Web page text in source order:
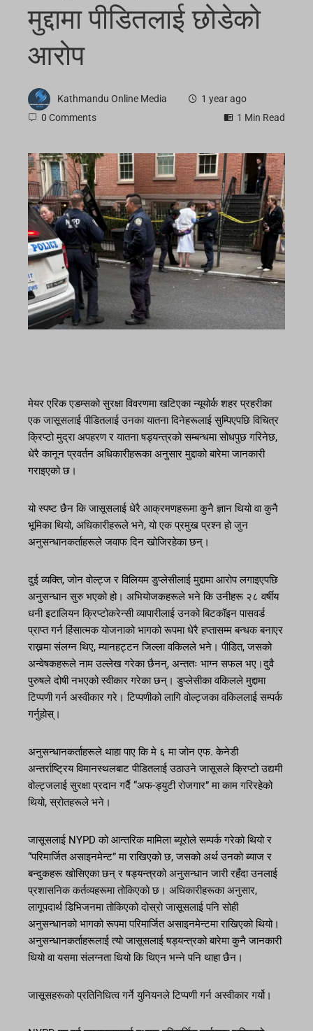
मुद्दामा पीडितलाई छोडेको
आरोप
Kathmandu Online Media
1 year ago
0 Comments
1 Min Read
मेयर एरिक एडम्सको सुरक्षा विवरणमा खटिएका न्यूयोर्क शहर प्रहरीका
एक जासूसलाई पीडितलाई उनका यातना दिनेहरूलाई सुम्पिएपछि विचित्र
क्रिप्टो मुद्रा अपहरण र यातना षड्यन्त्रको सम्बन्धमा सोधपुछ गरिनेछ,
धेरै कानून प्रवर्तन अधिकारीहरूका अनुसार मुद्दाको बारेमा जानकारी
गराइएको छ।
यो स्पष्ट छैन कि जासूसलाई धेरै आक्रमणहरूमा कुनै ज्ञान थियो वा कुनै
भूमिका थियो, अधिकारीहरूले भने, यो एक प्रमुख प्रश्न हो जुन
अनुसन्धानकर्ताहरूले जवाफ दिन खोजिरहेका छन्।
दुई व्यक्ति, जोन वोल्ट्ज र विलियम डुप्लेसीलाई मुद्दामा आरोप लगाइएपछि
अनुसन्धान सुरु भएको हो। अभियोजकहरूले भने कि उनीहरू २८ वर्षीय
धनी इटालियन क्रिप्टोकरेन्सी व्यापारीलाई उनको बिटकॉइन पासवर्ड
प्राप्त गर्न हिंसात्मक योजनाको भागको रूपमा धेरै हप्तासम्म बन्धक बनाएर
राख्नमा संलग्न थिए, म्यानहट्टन जिल्ला वकिलले भने। पीडित, जसको
अन्वेषकहरूले नाम उल्लेख गरेका छैनन्, अन्ततः भाग्न सफल भए।दुवै
पुरुषले दोषी नभएको स्वीकार गरेका छन्। डुप्लेसीका वकिलले मुद्दामा
टिप्पणी गर्न अस्वीकार गरे। टिप्पणीको लागि वोल्ट्जका वकिललाई सम्पर्क
गर्नुहोस्।
अनुसन्धानकर्ताहरूले थाहा पाए कि मे ६ मा जोन एफ. केनेडी
अन्तर्राष्ट्रिय विमानस्थलबाट पीडितलाई उठाउने जासूसले क्रिप्टो उद्यमी
वोल्ट्जलाई सुरक्षा प्रदान गर्दै “अफ-ड्युटी रोजगार” मा काम गरिरहेको
थियो, स्रोतहरूले भने।
जासूसलाई NYPD को आन्तरिक मामिला ब्यूरोले सम्पर्क गरेको थियो र
“परिमार्जित असाइनमेन्ट” मा राखिएको छ, जसको अर्थ उनको ब्याज र
बन्दुकहरू खोसिएका छन् र षड्यन्त्रको अनुसन्धान जारी रहँदा उनलाई
प्रशासनिक कर्तव्यहरूमा तोकिएको छ। अधिकारीहरूका अनुसार,
लागूपदार्थ डिभिजनमा तोकिएको दोस्रो जासूसलाई पनि सोही
अनुसन्धानको भागको रूपमा परिमार्जित असाइनमेन्टमा राखिएको थियो।
अनुसन्धानकर्ताहरूलाई त्यो जासूसलाई षड्यन्त्रको बारेमा कुनै जानकारी
थियो वा यसमा संलग्नता थियो कि थिएन भन्ने पनि थाहा छैन।
जासूसहरूको प्रतिनिधित्व गर्ने युनियनले टिप्पणी गर्न अस्वीकार गर्यो।